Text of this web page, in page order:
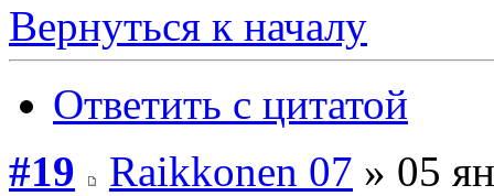
Вернуться к началу
Ответить с цитатой
#19
Raikkonen 07 » 05